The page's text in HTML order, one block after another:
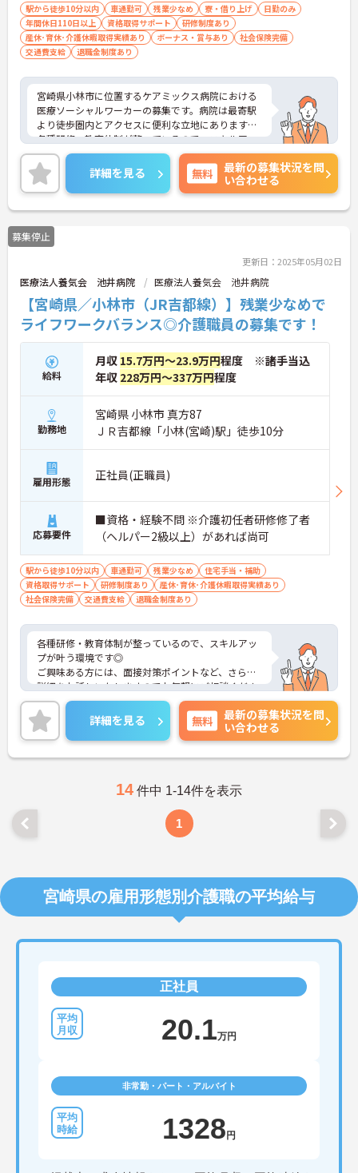
駅から徒歩10分以内 車通勤可 残業少なめ 寮・借り上げ
日勤のみ
年間休日110日以上
資格取得サポート
研修制度あり
産休･育休･介護休暇取得実績あり
ボーナス・賞与あり
社会保険完備
交通費支給
退職金制度あり
宮崎県小林市に位置するケアミックス病院における
医療ソーシャルワーカーの募集です。病院は最寄駅
より徒歩圏内とアクセスに便利な立地にあります。
各種研修・教育体制が整っているので、スキルアッ
プが叶う環境です。また、育児休業・介護休業の取
得実績もあり、ライフステージが変化しても安心し
てお勤めいただける環境です。
ご興味ある方には、面接対策ポイントなど、さらに
詳細をお話しいたしますのでお気軽にご相談くださ
い！
詳細を見る 無料
最新の募集状況を問
い合わせる
募集停止
更新日：2025年05月02日
医療法人養気会 池井病院 医療法人養気会 池井病院
【宮崎県／小林市（JR吉都線）】残業少なめで
ライフワークバランス◎介護職員の募集です！
給料
月収 15.7万円～23.9万円程度 ※諸手当込
年収 228万円～337万円程度
勤務地
宮崎県 小林市 真方87
ＪＲ吉都線「小林(宮崎)駅」徒歩10分
雇用形態 正社員(正職員)
応募要件
■資格・経験不問 ※介護初任者研修修了者
（ヘルパー2級以上）があれば尚可
駅から徒歩10分以内 車通勤可 残業少なめ
住宅手当・補助
資格取得サポート
研修制度あり
産休･育休･介護休暇取得実績あり
社会保険完備
交通費支給 退職金制度あり
各種研修・教育体制が整っているので、スキルアッ
プが叶う環境です◎
ご興味ある方には、面接対策ポイントなど、さらに
詳細をお話しいたしますのでお気軽にご相談くださ
い！
詳細を見る 無料
最新の募集状況を問
い合わせる
14 件中 1-14件を表示
1
宮崎県の雇用形態別介護職の平均給与
正社員
20.1万円
非常勤・パート・アルバイト
1328円